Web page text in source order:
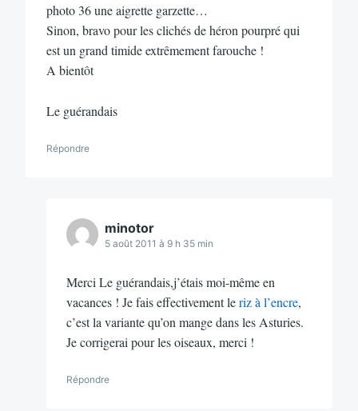
photo 36 une aigrette garzette…
Sinon, bravo pour les clichés de héron pourpré qui
est un grand timide extrêmement farouche !
A bientôt
Le guérandais
Répondre
minotor
5 août 2011 à 9 h 35 min
Merci Le guérandais,j’étais moi-même en
vacances ! Je fais effectivement leriz à l’encre,
c’est la variante qu’on mange dans les Asturies.
Je corrigerai pour les oiseaux, merci !
Répondre